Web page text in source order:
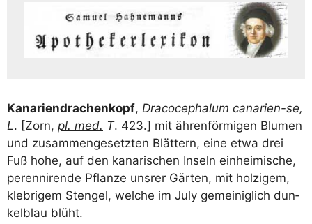
Kana­ri­en­dra­chen­kopf, Dra­co­ce­phalum cana­ri­en-se,
L. [Zorn, pl. med. T. 423.] mit ähren­för­mi­gen Blu­men
und zusam­men­ge­setz­ten Blät­tern, eine etwa drei
Fuß hohe, auf den kana­ri­schen Inseln ein­hei­mi­sche,
peren­ni­ren­de Pflan­ze uns­rer Gär­ten, mit hol­zi­gem,
kleb­ri­gem Sten­gel, wel­che im July gemei­nig­lich dun­
kel­blau blüht.